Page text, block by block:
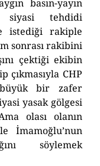
basın-yayın
siyasi tehdidi
istediği rakiple
sonrası rakibini
çektiği ekibin
CHP
büyük bir zafer
yasak gölgesi
olası olanın
İmamoğlu’nun
söylemek